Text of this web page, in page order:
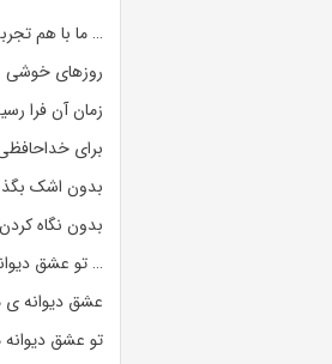
… ما با هم
روزهای خوشی
زمان آن فرا
برای
بدون اشک
بدون نگاه کردن
… تو عشق
عشق دیوانه
تو عشق